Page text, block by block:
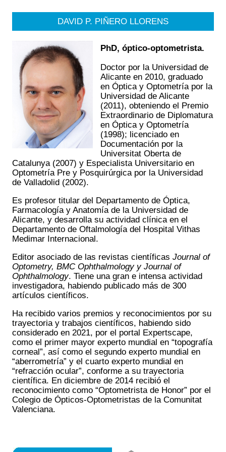
DAVID P. PIÑERO LLORENS
PhD, óptico-optometrista.
Doctor por la Universidad de
Alicante en 2010, graduado
en Óptica y Optometría por la
Universidad de Alicante
(2011), obteniendo el Premio
Extraordinario de Diplomatura
en Óptica y Optometría
(1998); licenciado en
Documentación por la
Universitat Oberta de
Catalunya (2007) y Especialista Universitario en
Optometría Pre y Posquirúrgica por la Universidad
de Valladolid (2002).
Es profesor titular del Departamento de Óptica,
Farmacología y Anatomía de la Universidad de
Alicante, y desarrolla su actividad clínica en el
Departamento de Oftalmología del Hospital Vithas
Medimar Internacional.
Editor asociado de las revistas científicas Journal of
Optometry, BMC Ophthalmology y Journal of
Ophthalmology. Tiene una gran e intensa actividad
investigadora, habiendo publicado más de 300
artículos científicos.
Ha recibido varios premios y reconocimientos por su
trayectoria y trabajos científicos, habiendo sido
considerado en 2021, por el portal Expertscape,
como el primer mayor experto mundial en “topografía
corneal”, así como el segundo experto mundial en
“aberrometría” y el cuarto experto mundial en
“refracción ocular”, conforme a su trayectoria
científica. En diciembre de 2014 recibió el
reconocimiento como “Optometrista de Honor” por el
Colegio de Ópticos-Optometristas de la Comunitat
Valenciana.